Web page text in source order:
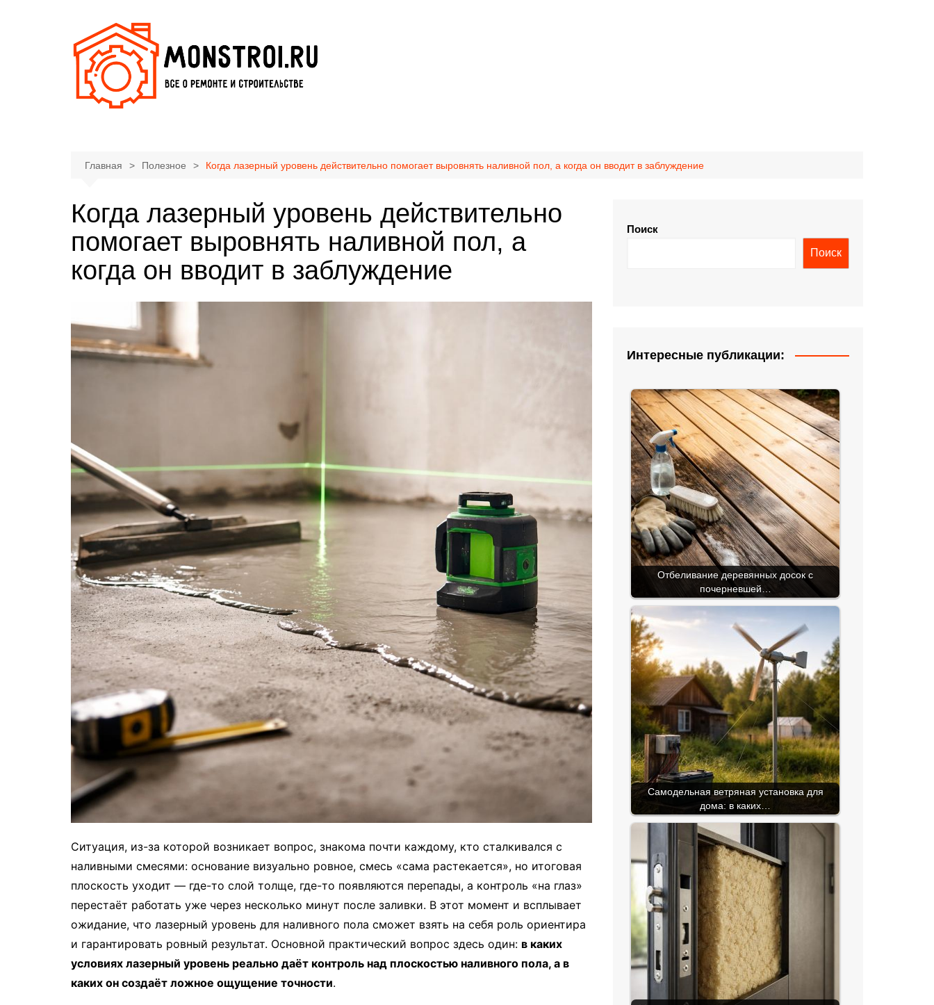
Главная Полезное Когда лазерный уровень действительно помогает выровнять наливной пол, а когда он вводит в заблуждение
Когда лазерный уровень действительно
помогает выровнять наливной пол, а
когда он вводит в заблуждение
Ситуация, из-за которой возникает вопрос, знакома почти каждому, кто сталкивался с
наливными смесями: основание визуально ровное, смесь «сама растекается», но итоговая
плоскость уходит — где-то слой толще, где-то появляются перепады, а контроль «на глаз»
перестаёт работать уже через несколько минут после заливки. В этот момент и всплывает
ожидание, что лазерный уровень для наливного пола сможет взять на себя роль ориентира
и гарантировать ровный результат. Основной практический вопрос здесь один: в каких
условиях лазерный уровень реально даёт контроль над плоскостью наливного пола, а в
каких он создаёт ложное ощущение точности.
Поиск
Поиск
Интересные публикации:
Отбеливание деревянных досок с
почерневшей…
Самодельная ветряная установка для
дома: в каких…